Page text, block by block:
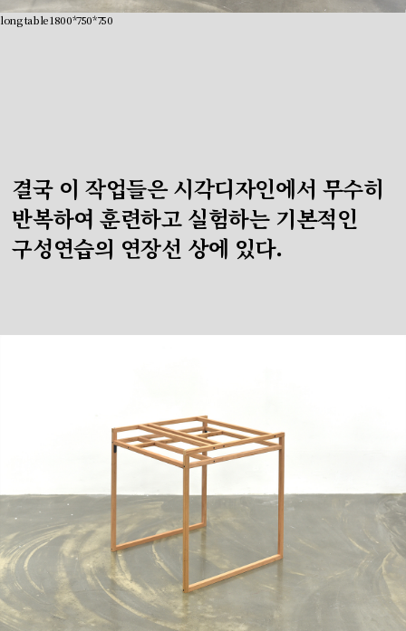
long table 1800*750*750
결국 이 작업들은 시각디자인에서 무수히
반복하여 훈련하고 실험하는 기본적인
구성연습의 연장선 상에 있다.